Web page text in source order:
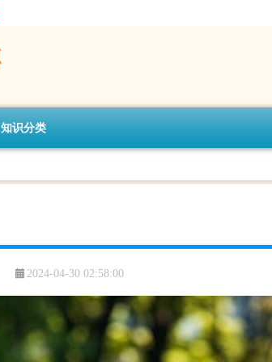
知识分类
2024-04-30 02:58:00